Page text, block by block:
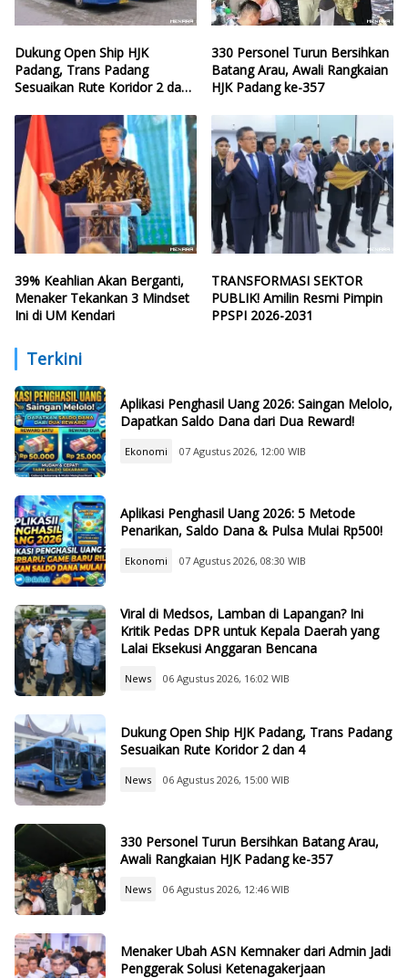
Dukung Open Ship HJK
Padang, Trans Padang
Sesuaikan Rute Koridor 2 dan
330 Personel Turun Bersihkan
Batang Arau, Awali Rangkaian
HJK Padang ke-357
39% Keahlian Akan Berganti,
Menaker Tekankan 3 Mindset
Ini di UM Kendari
TRANSFORMASI SEKTOR
PUBLIK! Amilin Resmi Pimpin
PPSPI 2026-2031
Terkini
Aplikasi Penghasil Uang 2026: Saingan Melolo,
Dapatkan Saldo Dana dari Dua Reward!
Ekonomi 07 Agustus 2026, 12:00 WIB
Aplikasi Penghasil Uang 2026: 5 Metode
Penarikan, Saldo Dana & Pulsa Mulai Rp500!
Ekonomi 07 Agustus 2026, 08:30 WIB
Viral di Medsos, Lamban di Lapangan? Ini
Kritik Pedas DPR untuk Kepala Daerah yang
Lalai Eksekusi Anggaran Bencana
News 06 Agustus 2026, 16:02 WIB
Dukung Open Ship HJK Padang, Trans Padang
Sesuaikan Rute Koridor 2 dan 4
News 06 Agustus 2026, 15:00 WIB
330 Personel Turun Bersihkan Batang Arau,
Awali Rangkaian HJK Padang ke-357
News 06 Agustus 2026, 12:46 WIB
Menaker Ubah ASN Kemnaker dari Admin Jadi
Penggerak Solusi Ketenagakerjaan